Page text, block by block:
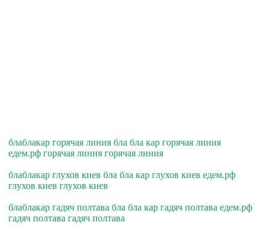
блаблакар горячая линия бла бла кар горячая линия
едем.рф горячая линия горячая линия
блаблакар глухов киев бла бла кар глухов киев едем.рф
глухов киев глухов киев
блаблакар гадяч полтава бла бла кар гадяч полтава едем.рф
гадяч полтава гадяч полтава